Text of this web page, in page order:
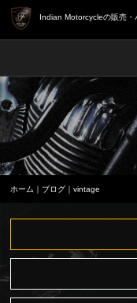
Indian Motorcycleの販売
ホーム ｜ ブログ ｜vintage